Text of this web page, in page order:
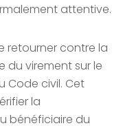
attentive.
retourner contre la
du virement sur le
Code civil. Cet
la
bénéficiaire du